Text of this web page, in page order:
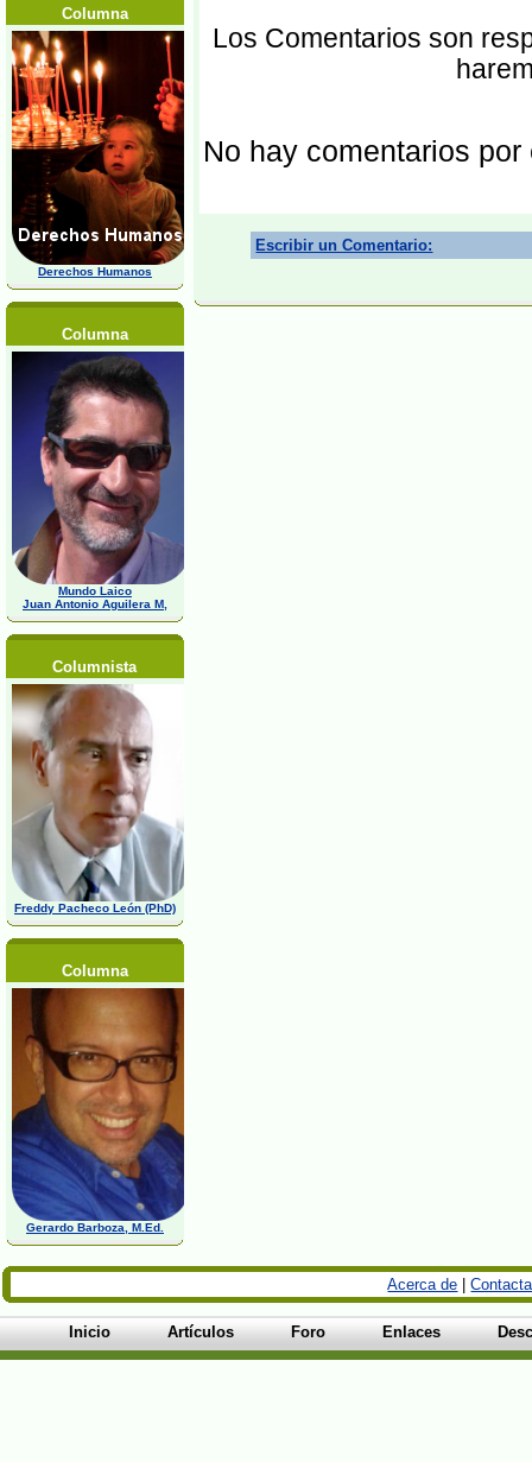
Columna
Derechos Humanos
Columna
Mundo Laico
Juan Antonio Aguilera M,
Columnista
Freddy Pacheco León (PhD)
Columna
Gerardo Barboza, M.Ed.
Los Comentarios son
No hay comentarios por
Escribir un Comentario:
Acerca de |
Inicio Artículos Foro Enlaces